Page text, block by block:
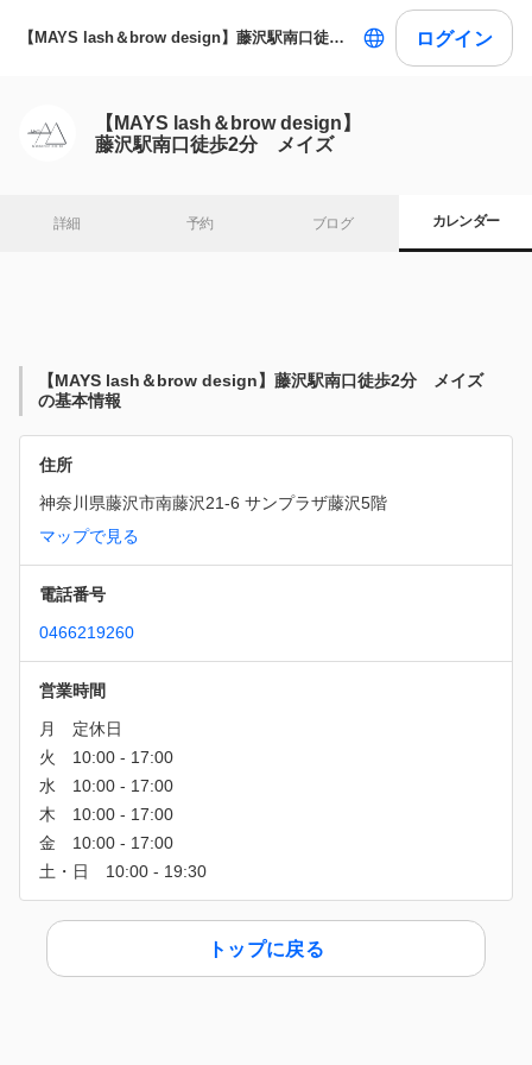
【MAYS lash＆brow design】藤沢駅南口徒歩2分 メイズ ログイン
【MAYS lash＆brow design】
藤沢駅南口徒歩2分 メイズ
詳細 予約 ブログ カレンダー
【MAYS lash＆brow design】藤沢駅南口徒歩2分 メイズ
の基本情報
住所
神奈川県藤沢市南藤沢21-6 サンプラザ藤沢5階
マップで見る
電話番号
0466219260
営業時間
トップに戻る